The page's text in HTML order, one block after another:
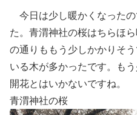
今日は少し暖かくなった
た。青渭神社の桜はちらほ
の通りももう少しかかりそ
いる木が多かったです。も
開花とはいかないですね。
青渭神社の桜